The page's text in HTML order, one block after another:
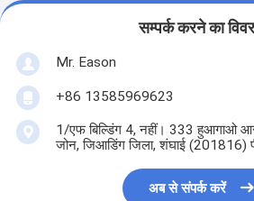
सम्पर्क करने का
Mr. Eason
+86 13585969623
1/एफ बिल्डिंग 4, नहीं। 333 हुआगाओ
जोन, जिआडिंग जिला, शंघाई (201816)
अब से संपर्क करें